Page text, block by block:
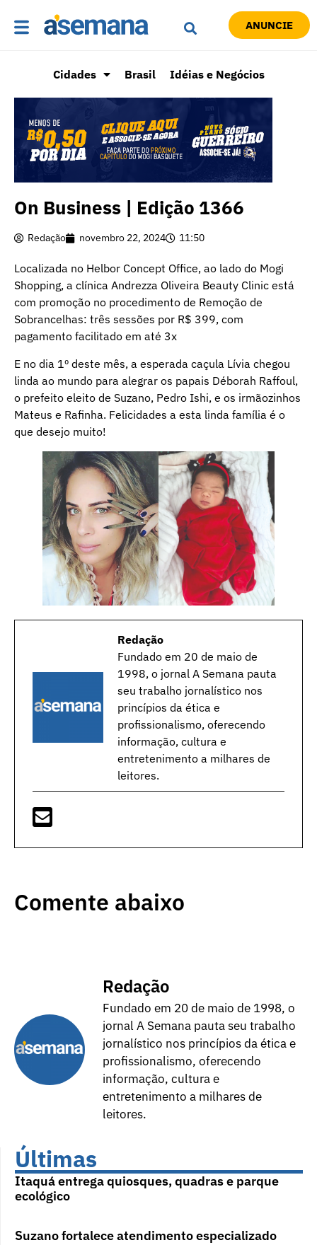
ANUNCIE
Cidades Brasil Idéias e Negócios
On Business | Edição 1366
Redação novembro 22, 2024 11:50
Localizada no Helbor Concept Office, ao lado do Mogi
Shopping, a clínica Andrezza Oliveira Beauty Clinic está
com promoção no procedimento de Remoção de
Sobrancelhas: três sessões por R$ 399, com
pagamento facilitado em até 3x
E no dia 1º deste mês, a esperada caçula Lívia chegou
linda ao mundo para alegrar os papais Déborah Raffoul,
o prefeito eleito de Suzano, Pedro Ishi, e os irmãozinhos
Mateus e Rafinha. Felicidades a esta linda família é o
que desejo muito!
Redação
Fundado em 20 de maio de
1998, o jornal A Semana pauta
seu trabalho jornalístico nos
princípios da ética e
profissionalismo, oferecendo
informação, cultura e
entretenimento a milhares de
leitores.
Comente abaixo
Redação
Fundado em 20 de maio de 1998, o
jornal A Semana pauta seu trabalho
jornalístico nos princípios da ética e
profissionalismo, oferecendo
informação, cultura e
entretenimento a milhares de
leitores.
Últimas
Itaquá entrega quiosques, quadras e parque
ecológico
Suzano fortalece atendimento especializado